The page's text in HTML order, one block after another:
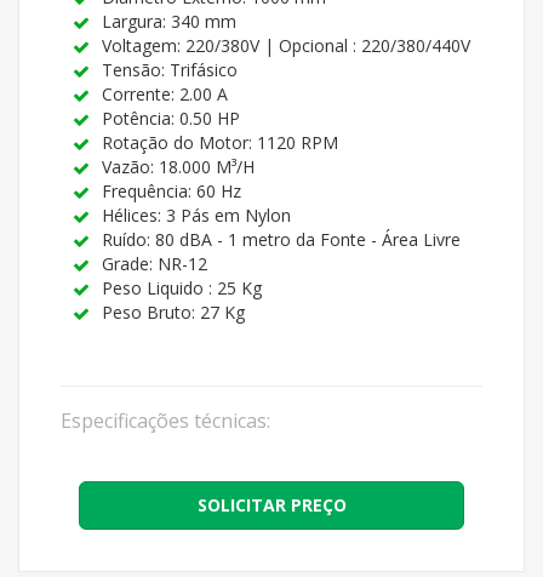
Largura: 340 mm
Voltagem: 220/380V | Opcional : 220/380/440V
Tensão: Trifásico
Corrente: 2.00 A
Potência: 0.50 HP
Rotação do Motor: 1120 RPM
Vazão: 18.000 M³/H
Frequência: 60 Hz
Hélices: 3 Pás em Nylon
Ruído: 80 dBA - 1 metro da Fonte - Área Livre
Grade: NR-12
Peso Liquido : 25 Kg
Peso Bruto: 27 Kg
Especificações técnicas:
SOLICITAR PREÇO